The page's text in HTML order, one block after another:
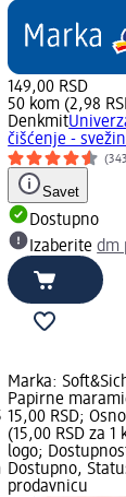
149,00 RSD
50 kom (2,98
Denkmit
čišćenje -
Savet
Dostupno
Izaberitedm
Marka:
Papirne
15,00 RSD;
(15,00 RSD za
logo;
Dostupno,
prodavnicu